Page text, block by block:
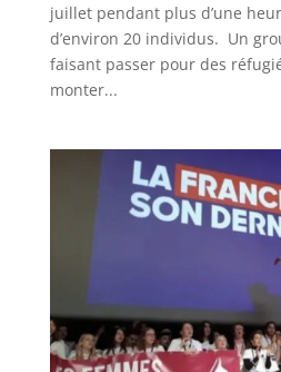
juillet pendant plus d’une
d’environ 20 individus. Un
faisant passer pour des
monter...